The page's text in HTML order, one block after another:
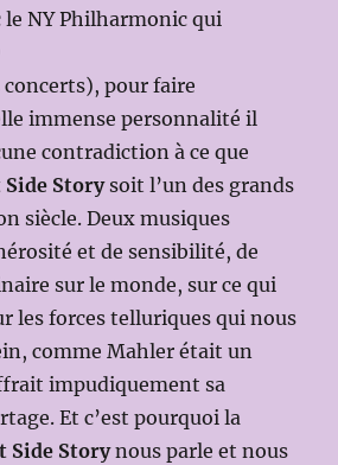
le NY Philharmonic qui
concerts), pour faire
immense personnalité il
contradiction à ce que
Side Storysoit l’un des grands
siècle. Deux musiques
et de sensibilité, de
sur le monde, sur ce qui
les forces telluriques qui nous
comme Mahler était un
impudiquement sa
Et c’est pourquoi la
Side Storynous parle et nous